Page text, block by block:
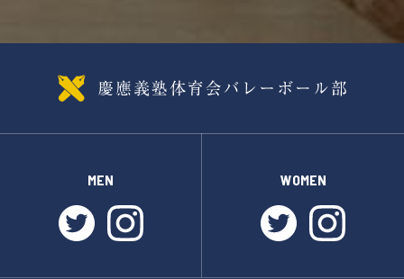
MEN
twitterinstagram
WOMEN
twitter